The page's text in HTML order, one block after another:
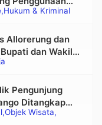
Hukum & Kriminal
Rumah Adat
Allorerung dan
dan Wakil
Objek Wisata
Pengunjung
Ditangkap